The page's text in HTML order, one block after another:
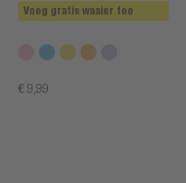
Voeg gratis waaier toe
€ 9,99